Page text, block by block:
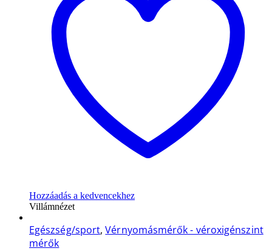
Hozzáadás a kedvencekhez
Villámnézet
Egészség/sport,Vérnyomásmérők - véroxigénszint
mérők